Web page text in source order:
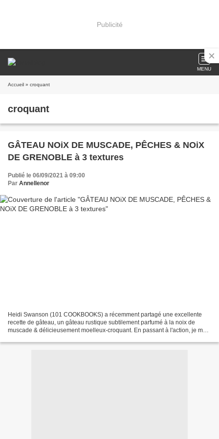
Publicité
MENU
Accueil » croquant
croquant
GÂTEAU NOiX DE MUSCADE, PÊCHES & NOiX
DE GRENOBLE à 3 textures
Publié le 06/09/2021 à 09:00
Par Annellenor
Heidi Swanson (101 COOKBOOKS) a récemment partagé une excellente
recette de gâteau, un gâteau rustique subtilement parfumé à la noix de
muscade & délicieusement moelleux-croquant. En passant à l'action, je me